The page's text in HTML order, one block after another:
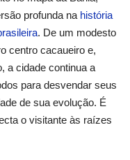
profunda na história
. De um modesto
centro cacaueiro e,
a cidade continua a
para desvendar seus
de sua evolução. É
o visitante às raízes